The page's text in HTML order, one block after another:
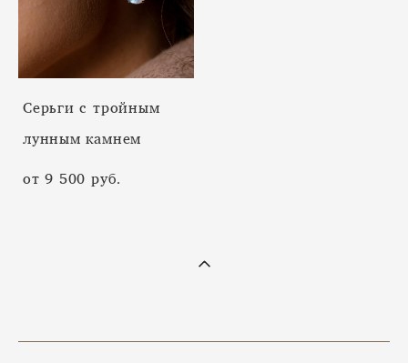
Серьги с тройным
лунным камнем
от 9 500 pуб.